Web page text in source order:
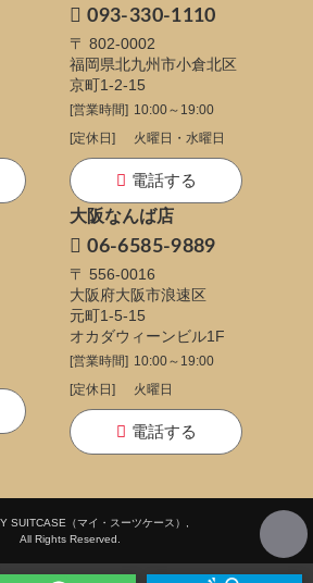
093-330-1110
〒 802-0002
福岡県北九州市小倉北区
京町1-2-15
[営業時間] 10:00～19:00
[定休日]
火曜日・水曜日
電話する
大阪なんば店
06-6585-9889
〒 556-0016
大阪府大阪市浪速区
元町1-5-15
オカダウィーンビル1F
[営業時間] 10:00～19:00
[定休日]
火曜日
電話する
SUITCASE（マイ・スーツケース）,
All Rights Reserved.